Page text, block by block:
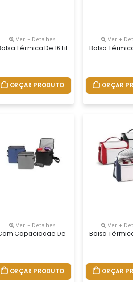
Térmico Em Peva
Em Poliéster E Com
Ver + Detalhes
Térmica De 16 Litros. Produzida
ORÇAR PRODUTO
Ver +
Bolsa
ORÇAR
Em Poliéster Resistente À
Bolsa Térmica É Confeccionada
Ver + Detalhes
Capacidade De 15 Litros, Esta Bolsa
ORÇAR PRODUTO
Ver +
Bolsa
ORÇAR